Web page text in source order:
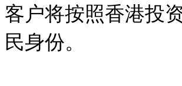
客户将按照香港投
民身份。